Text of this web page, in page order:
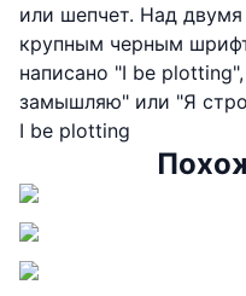
или шепчет. Над
крупным черным
написано "I be
замышляю" или "Я
I be plotting